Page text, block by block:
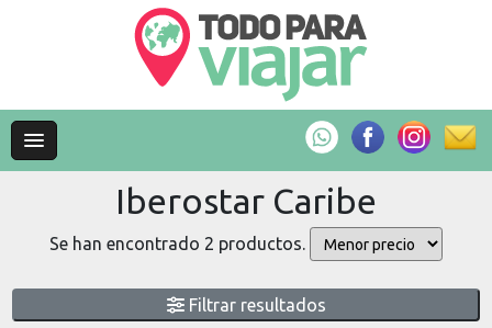
Iberostar Caribe
Se han encontrado 2 productos.
Filtrar resultados